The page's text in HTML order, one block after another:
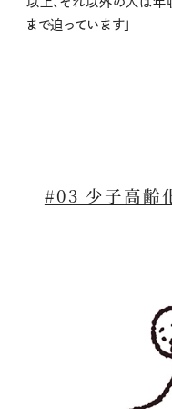
まで迫っています」
#03 少子高齢